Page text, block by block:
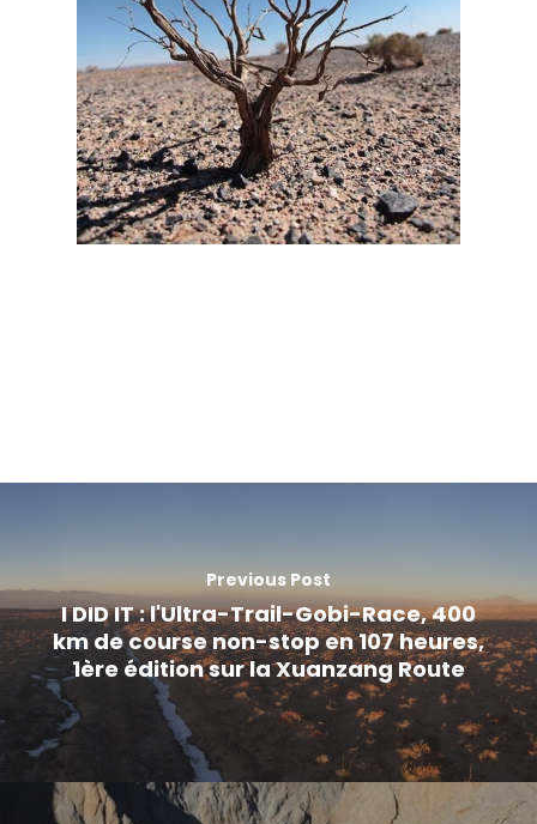
Previous Post
I DID IT : l'Ultra-Trail-Gobi-Race, 400
km de course non-stop en 107 heures,
1ère édition sur la Xuanzang Route